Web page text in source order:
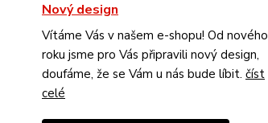
Nový design
Vítáme Vás v našem e-shopu! Od nového
roku jsme pro Vás připravili nový design,
doufáme, že se Vám u nás bude líbit. číst
celé